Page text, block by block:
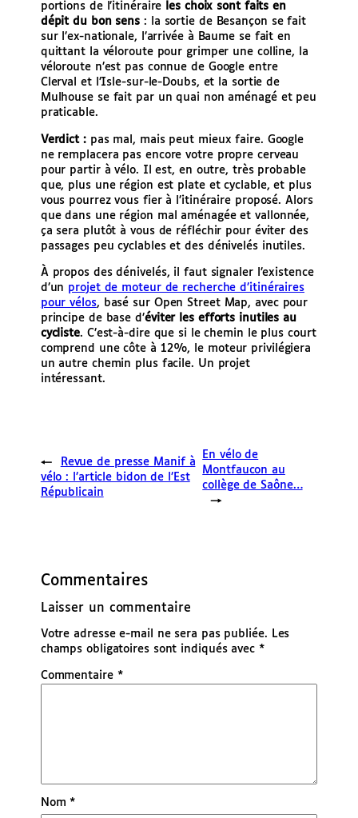
portions de l’itinéraire
les choix sont faits en
dépit du bon sens : la sortie de Besançon se fait
sur l’ex-nationale, l’arrivée à Baume se fait en
quittant la véloroute pour grimper une colline, la
véloroute n’est pas connue de Google entre
Clerval et l’Isle-sur-le-Doubs, et la sortie de
Mulhouse se fait par un quai non aménagé et peu
praticable.
Verdict :pas mal, mais peut mieux faire. Google
ne remplacera pas encore votre propre cerveau
pour partir à vélo. Il est, en outre, très probable
que, plus une région est plate et cyclable, et plus
vous pourrez vous fier à l’itinéraire proposé. Alors
que dans une région mal aménagée et vallonnée,
ça sera plutôt à vous de réfléchir pour éviter des
passages peu cyclables et des dénivelés inutiles.
À propos des dénivelés, il faut signaler l’existence
d’un projet de moteur de recherche d’itinéraires
pour vélos, basé sur Open Street Map, avec pour
principe de base d’éviter les efforts inutiles au
cycliste. C’est-à-dire que si le chemin le plus court
comprend une côte à 12%, le moteur privilégiera
un autre chemin plus facile. Un projet
intéressant.
←
Revue de presse Manif à
vélo : l’article bidon de l’Est
Républicain
En vélo de
Montfaucon au
collège de Saône…
→
Commentaires
Laisser un commentaire
Votre adresse e-mail ne sera pas publiée.
Les
champs obligatoires sont indiqués avec *
Commentaire *
Nom*